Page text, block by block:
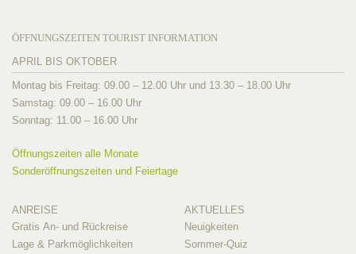
ÖFFNUNGSZEITEN TOURIST INFORMATION
APRIL BIS OKTOBER
Montag bis Freitag: 09.00 – 12.00 Uhr und 13.30 – 18.00 Uhr
Samstag: 09.00 – 16.00 Uhr
Sonntag: 11.00 – 16.00 Uhr
Öffnungszeiten alle Monate
Sonderöffnungszeiten und Feiertage
ANREISE
Gratis An- und Rückreise
Lage & Parkmöglichkeiten
AKTUELLES
Neuigkeiten
Sommer-Quiz